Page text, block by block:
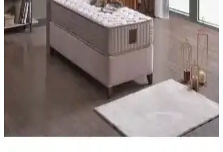
HB Bedding Aloe vera içeren ortopedik bonel yaylı yatak, orta
sertlikte konfor ve omurga hizasını destekler. Aloe yüzey nazik
dokunuş sağlar; rulo ambalaj ve yaklaşık 24 cm yükseklik üretim
varyasyonlarını dikkate alır; uzun ömürlü kullanım için uygundur.
Midilife Bamboo Hygiene ve Comfort Yatak:
Sağlıklı ve Konforlu Uyku İçin Yenilikçi Tasarım
Yüksek kaliteli malzemeleri ve teknolojik özellikleriyle öne çıkan
Midilife Bamboo Hygiene ve Comfort yatak, ergonomik tasarımıyla
sağlıklı ve rahat bir uyku deneyimi sunar.
Yatakcım Luvita Tavşan Tüyü Ultra Full Ortopedik
Pedli Yatak 140x190 Konfor ve Dayanıklılık